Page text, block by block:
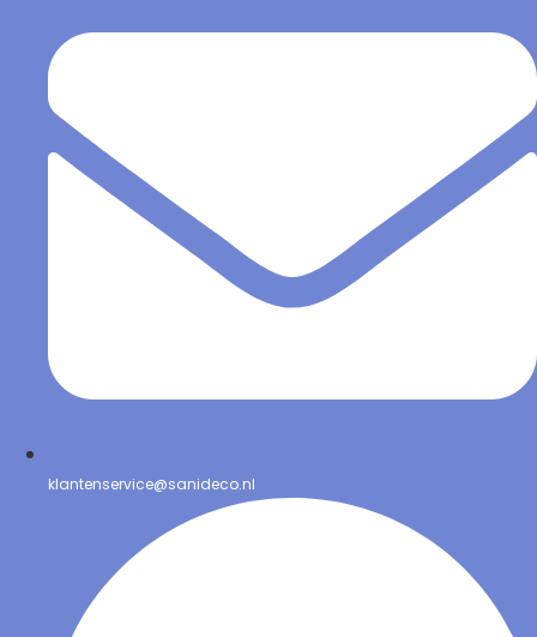
klantenservice@sanideco.nl